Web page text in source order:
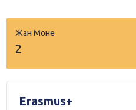
Жан Моне
2
Erasmus+